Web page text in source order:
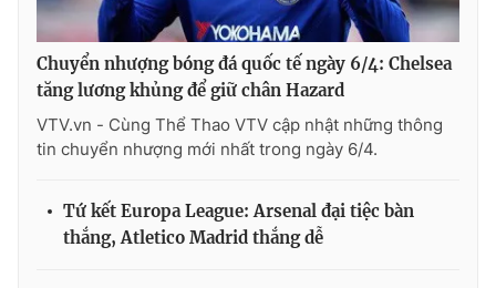
Theo dõi báo trên
Cơ quan chủ quản:
Đài Truyền hình Việt Nam
Cơ quan báo chí:Thời báo VTV
Tổng Biên tập:Vũ Thanh Thủy
Phó Tổng Biên tập:
Nguyễn Thị Mỹ Hạnh, Phạm Quốc Thắng,
Chuyển nhượng bóng đá quốc tế ngày 6/4: Chelsea
tăng lương khủng để giữ chân Hazard
VTV.vn - Cùng Thể Thao VTV cập nhật những thông
tin chuyển nhượng mới nhất trong ngày 6/4.
Tứ kết Europa League: Arsenal đại tiệc bàn
thắng, Atletico Madrid thắng dễ